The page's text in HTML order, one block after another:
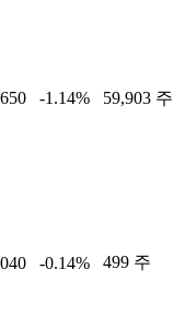
-1.14% 59,903 주
-0.14% 499 주